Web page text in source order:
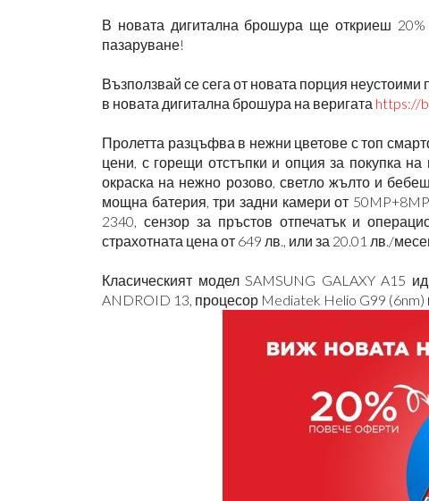
В новата дигитална брошура ще откриеш 20%
пазаруване!
Възползвай се сега от новата порция
в новата дигитална брошура на веригата https://
Пролетта разцъфва в нежни цветове с топ
цени, с горещи отстъпки и опция за покупка
окраска на нежно розово, светло жълто и
мощна батерия, три задни камери от
2340, сензор за пръстов отпечатък и
страхотната цена от 649 лв., или за 20.01 лв./
Класическият модел SAMSUNG GALAXY A15
ANDROID 13, процесор Mediatek Helio G99 (6nm)